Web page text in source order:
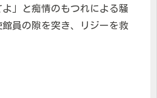
」と痴情のもつれによる騒
員の隙を突き、リジーを救